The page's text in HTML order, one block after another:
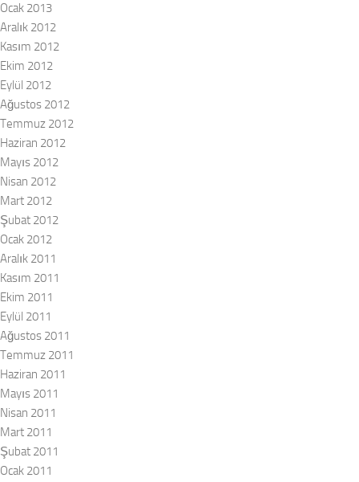
Ocak 2013
Aralık 2012
Kasım 2012
Ekim 2012
Eylül 2012
Ağustos 2012
Temmuz 2012
Haziran 2012
Mayıs 2012
Nisan 2012
Mart 2012
Şubat 2012
Ocak 2012
Aralık 2011
Kasım 2011
Ekim 2011
Eylül 2011
Ağustos 2011
Temmuz 2011
Haziran 2011
Mayıs 2011
Nisan 2011
Mart 2011
Şubat 2011
Ocak 2011